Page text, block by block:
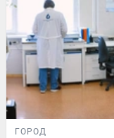
ГОРОД